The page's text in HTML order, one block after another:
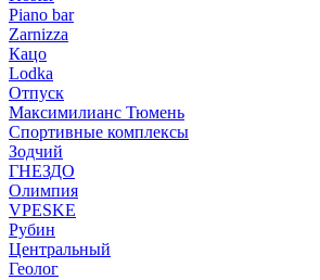
Piano bar
Zarnizza
Кацо
Lodka
Отпуск
Максимилианс Тюмень
Спортивные комплексы
Зодчий
ГНЕЗДО
Олимпия
VPESKE
Рубин
Центральный
Геолог